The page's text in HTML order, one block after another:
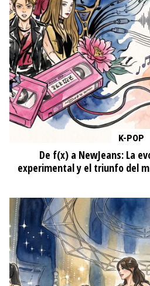
K-POP
De f(x) a NewJeans: La
experimental y el triunfo del